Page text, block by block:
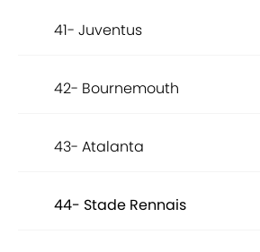
41- Juventus
42- Bournemouth
43- Atalanta
44- Stade Rennais